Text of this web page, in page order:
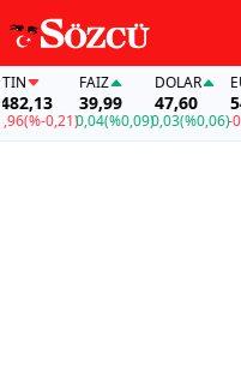
0,21)
FAİZ
39,99
0,04(%0,09)
DOLAR
47,60
0,03(%0,06)
EURO
54,99
-0,02